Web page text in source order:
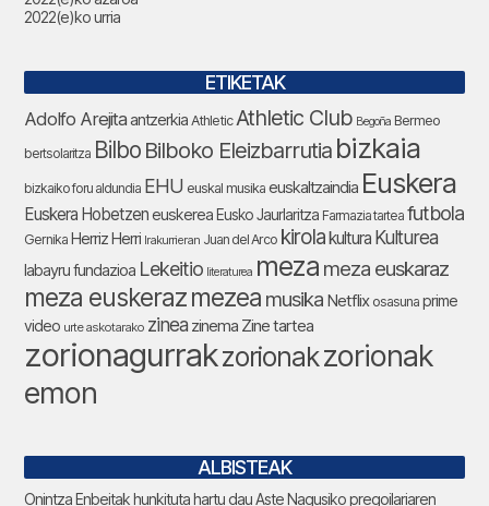
2022(e)ko urria
ETIKETAK
Adolfo Arejitaantzerkia Athletic Athletic Club Begoña Bermeo
bertsolaritza Bilbo Bilboko Eleizbarrutia bizkaia
bizkaiko foru aldundia EHU euskal musika euskaltzaindia Euskera
Euskera Hobetzeneuskerea Eusko Jaurlaritza Farmazia tartea futbola
Gernika Herriz Herri Irakurrieran Juan del Arco kirolakultura Kulturea
labayru fundazioa Lekeitio literaturea meza meza euskaraz
meza euskerazmezea musika Netflix osasuna prime
video urte askotarako zinea zinema Zine tartea
zorionagurrakzorionakzorionak
emon
ALBISTEAK
Onintza Enbeitak hunkituta hartu dau Aste Nagusiko pregoilariaren